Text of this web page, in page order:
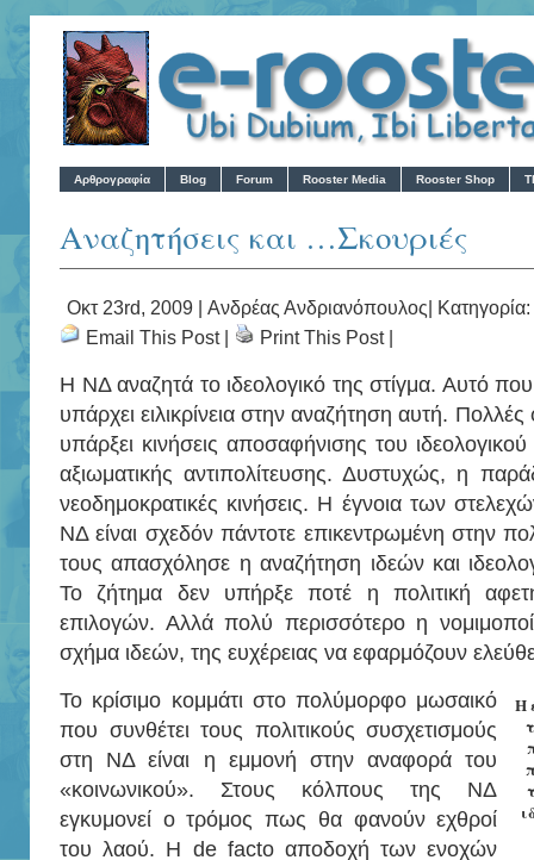
Αρθρογραφία Blog Forum Rooster Media Rooster Shop
Aναζητήσεις και …Σκουριές
Οκτ 23rd, 2009 | Ανδρέας Ανδριανόπουλος| Κατηγορία:
Email This Post| Print This Post|
Η ΝΔ αναζητά το ιδεολογικό της στίγμα. Αυτό που
υπάρχει ειλικρίνεια στην αναζήτηση αυτή.
υπάρξει κινήσεις αποσαφήνισης του
αξιωματικής αντιπολίτευσης. Δυστυχώς, η
νεοδημοκρατικές κινήσεις. Η έγνοια των
ΝΔ είναι σχεδόν πάντοτε επικεντρωμένη στην
τους απασχόλησε η αναζήτηση ιδεών και
Το ζήτημα δεν υπήρξε ποτέ η πολιτική
επιλογών. Αλλά πολύ περισσότερο η
σχήμα ιδεών, της ευχέρειας να εφαρμόζουν
Η
Το κρίσιμο κομμάτι στο πολύμορφο μωσαικό
που συνθέτει τους πολιτικούς συσχετισμούς
στη ΝΔ είναι η εμμονή στην αναφορά του
«κοινωνικού». Στους κόλπους της ΝΔ
εγκυμονεί ο τρόμος πως θα φανούν εχθροί
του λαού. Η de facto αποδοχή των ενοχών